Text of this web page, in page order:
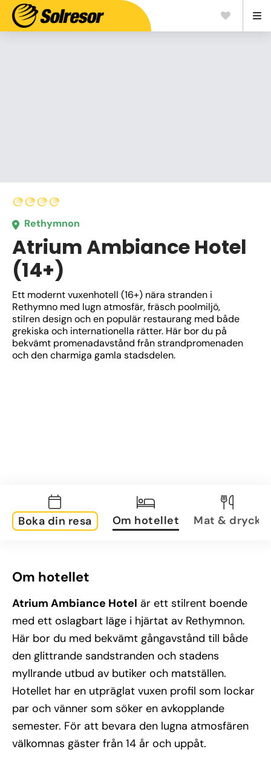
Rethymnon
Atrium Ambiance Hotel
(14+)
Ett modernt vuxenhotell (16+) nära stranden i
Rethymno med lugn atmosfär, fräsch poolmiljö,
stilren design och en populär restaurang med både
grekiska och internationella rätter. Här bor du på
bekvämt promenadavstånd från strandpromenaden
och den charmiga gamla stadsdelen.
Boka din resa Om hotellet Mat & dryck
Om hotellet
Atrium Ambiance Hotel är ett stilrent boende
med ett oslagbart läge i hjärtat av Rethymnon.
Här bor du med bekvämt gångavstånd till både
den glittrande sandstranden och stadens
myllrande utbud av butiker och matställen.
Hotellet har en utpräglat vuxen profil som lockar
par och vänner som söker en avkopplande
semester. För att bevara den lugna atmosfären
välkomnas gäster från 14 år och uppåt.